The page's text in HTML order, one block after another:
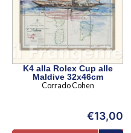
K4 alla Rolex Cup alle
Maldive 32x46cm
Corrado Cohen
€13,00